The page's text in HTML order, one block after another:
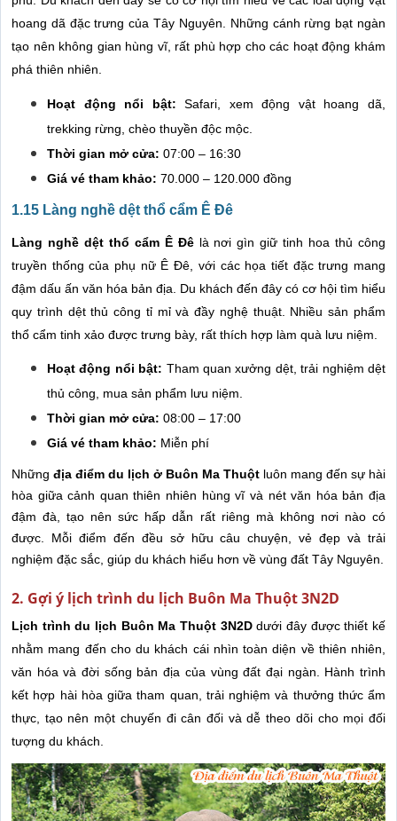
hoang dã đặc trưng của Tây Nguyên. Những cánh rừng bạt ngàn
tạo nên không gian hùng vĩ, rất phù hợp cho các hoạt động khám
phá thiên nhiên.
Hoạt động nổi bật: Safari, xem động vật hoang dã,
trekking rừng, chèo thuyền độc mộc.
Thời gian mở cửa: 07:00 – 16:30
Giá vé tham khảo: 70.000 – 120.000 đồng
1.15 Làng nghề dệt thổ cẩm Ê Đê
Làng nghề dệt thổ cẩm Ê Đêlà nơi gìn giữ tinh hoa thủ công
truyền thống của phụ nữ Ê Đê, với các họa tiết đặc trưng mang
đậm dấu ấn văn hóa bản địa. Du khách đến đây có cơ hội tìm hiểu
quy trình dệt thủ công tỉ mỉ và đầy nghệ thuật. Nhiều sản phẩm
thổ cẩm tinh xảo được trưng bày, rất thích hợp làm quà lưu niệm.
Hoạt động nổi bật: Tham quan xưởng dệt, trải nghiệm dệt
thủ công, mua sản phẩm lưu niệm.
Thời gian mở cửa: 08:00 – 17:00
Giá vé tham khảo: Miễn phí
Những địa điểm du lịch ở Buôn Ma Thuột luôn mang đến sự hài
hòa giữa cảnh quan thiên nhiên hùng vĩ và nét văn hóa bản địa
đậm đà, tạo nên sức hấp dẫn rất riêng mà không nơi nào có
được. Mỗi điểm đến đều sở hữu câu chuyện, vẻ đẹp và trải
nghiệm đặc sắc, giúp du khách hiểu hơn về vùng đất Tây Nguyên.
2. Gợi ý lịch trình du lịch Buôn Ma Thuột 3N2D
Lịch trình du lịch Buôn Ma Thuột 3N2Ddưới đây được thiết kế
nhằm mang đến cho du khách cái nhìn toàn diện về thiên nhiên,
văn hóa và đời sống bản địa của vùng đất đại ngàn. Hành trình
kết hợp hài hòa giữa tham quan, trải nghiệm và thưởng thức ẩm
thực, tạo nên một chuyến đi cân đối và dễ theo dõi cho mọi đối
tượng du khách.